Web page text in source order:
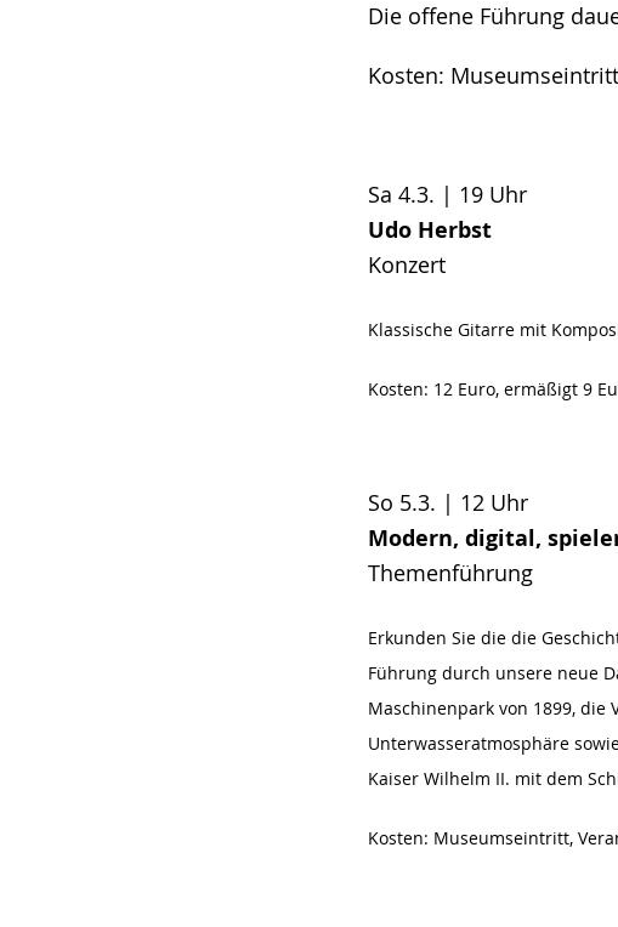
Die offene Führung
Kosten: Museumseintritt
Sa 4.3. | 19 Uhr
Udo Herbst
Konzert
Klassische Gitarre mit
Kosten: 12 Euro, ermäßigt 9
So 5.3. | 12 Uhr
Modern, digital,
Themenführung
Erkunden Sie die die
Führung durch unsere neue
Maschinenpark von 1899,
Unterwasseratmosphäre
Kaiser Wilhelm II. mit dem
Kosten: Museumseintritt,